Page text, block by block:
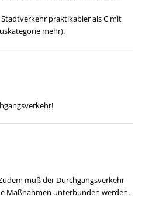
praktikabler als C mit
mehr).
muß der Durchgangsverkehr
Maßnahmen unterbunden werden.